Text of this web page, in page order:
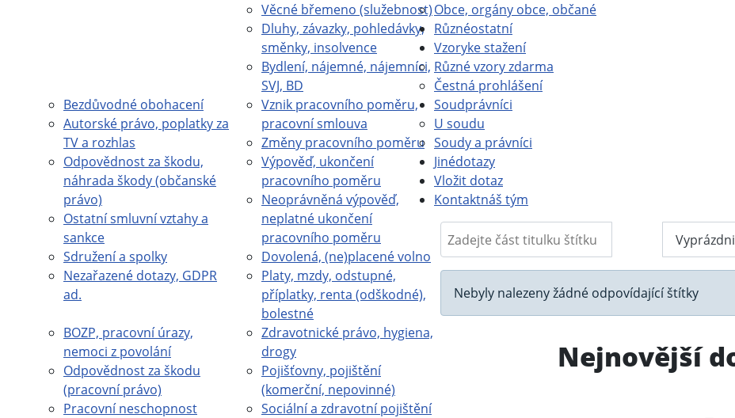
Věcné břemeno (služebnost)
Dluhy, závazky, pohledávky,
směnky, insolvence
Bydlení, nájemné, nájemníci,
SVJ, BD
Bezdůvodné obohacení
Autorské právo, poplatky za
TV a rozhlas
Odpovědnost za škodu,
náhrada škody (občanské
právo)
Ostatní smluvní vztahy a
sankce
Sdružení a spolky
Nezařazené dotazy, GDPR
ad.
Vznik pracovního poměru,
pracovní smlouva
Změny pracovního poměru
Výpověď, ukončení
pracovního poměru
Neoprávněná výpověď,
neplatné ukončení
pracovního poměru
Dovolená, (ne)placené volno
Platy, mzdy, odstupné,
příplatky, renta (odškodné),
bolestné
BOZP, pracovní úrazy,
nemoci z povolání
Odpovědnost za škodu
(pracovní právo)
Pracovní neschopnost
Obce, orgány obce, občané
Různéostatní
Zdravotnické právo, hygiena,
drogy
Pojišťovny, pojištění
(komerční, nepovinné)
Sociální a zdravotní pojištění
Vzoryke stažení
Různé vzory zdarma
Čestná prohlášení
Soudprávníci
U soudu
Soudy a právníci
Jinédotazy
Vložit dotaz
Kontaktnáš tým
Zadejte část titulku štítku
Informace
Nebyly nalezeny žádné odpovídající štítky
Nejnovější